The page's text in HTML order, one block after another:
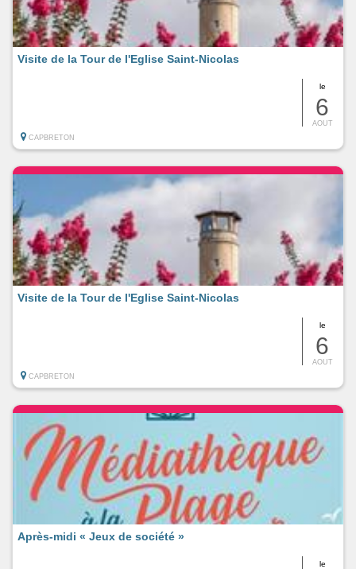
le
6
AOUT
Visite de la Tour de l'Eglise Saint-Nicolas
CAPBRETON
le
6
AOUT
Visite de la Tour de l'Eglise Saint-Nicolas
CAPBRETON
le
Après-midi « Jeux de société »